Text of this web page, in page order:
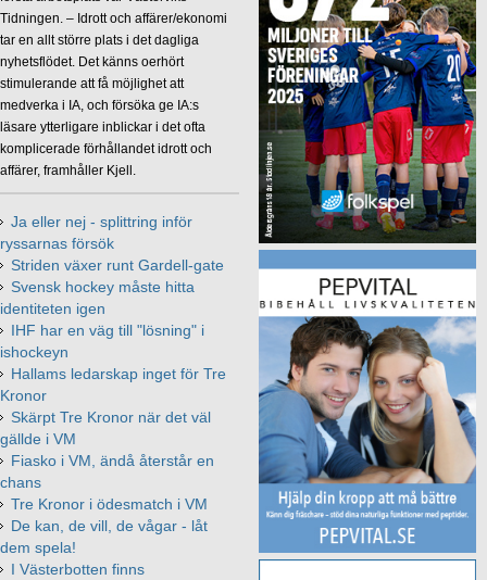
Tidningen. – Idrott och affärer/ekonomi
tar en allt större plats i det dagliga
nyhetsflödet. Det känns oerhört
stimulerande att få möjlighet att
medverka i IA, och försöka ge IA:s
läsare ytterligare inblickar i det ofta
komplicerade förhållandet idrott och
affärer, framhåller Kjell.
Ja eller nej - splittring inför
ryssarnas försök
Striden växer runt Gardell-gate
Svensk hockey måste hitta
identiteten igen
IHF har en väg till "lösning" i
ishockeyn
Hallams ledarskap inget för Tre
Kronor
Skärpt Tre Kronor när det väl
gällde i VM
Fiasko i VM, ändå återstår en
chans
Tre Kronor i ödesmatch i VM
De kan, de vill, de vågar - låt
dem spela!
I Västerbotten finns